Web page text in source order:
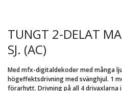
TUNGT 2-DELAT
SJ. (AC)
Med mfx-digitaldekoder med många
högeffektsdrivning med svänghjul. 1
förarhytt. Drivning på all 4 drivaxlarna